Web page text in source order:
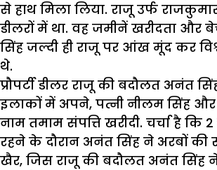
से हाथ मिला लिया. राजू उर्फ राजकुमार
डीलरों में था. वह जमीनें खरीदता और
सिंह जल्दी ही राजू पर आंख मूंद कर
थे.
प्रौपर्टी डीलर राजू की बदौलत अनंत
इलाकों में अपने, पत्नी नीलम सिंह और
नाम तमाम संपत्ति खरीदी. चर्चा है कि
रहने के दौरान अनंत सिंह ने अरबों की
खैर, जिस राजू की बदौलत अनंत सिंह ने